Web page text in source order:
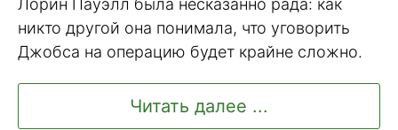
Лорин Пауэлл была несказанно рада: как
никто другой она понимала, что уговорить
Джобса на операцию будет крайне сложно.
Читать далее ...